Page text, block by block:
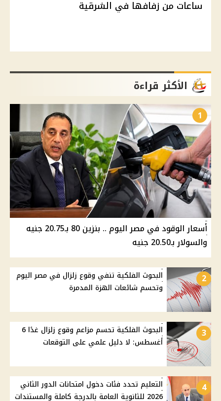
ساعات من زفافها في الشرقية
الأكثر قراءة
1
أسعار الوقود في مصر اليوم .. بنزين 80 بـ20.75 جنيه
والسولار بـ20.50 جنيه
2
البحوث الفلكية تنفي وقوع زلزال في مصر اليوم
وتحسم شائعات الهزة المدمرة
3
البحوث الفلكية تحسم مزاعم وقوع زلزال غدًا 6
أغسطس: لا دليل علمي على التوقعات
4
التعليم تحدد فئات دخول امتحانات الدور الثاني
2026 للثانوية العامة بالدرجة كاملة والمستندات